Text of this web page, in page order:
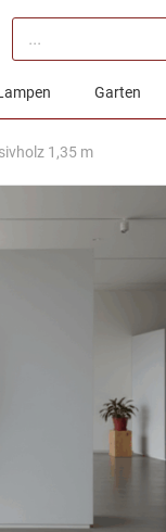
Products
search
Garten
1,35 m